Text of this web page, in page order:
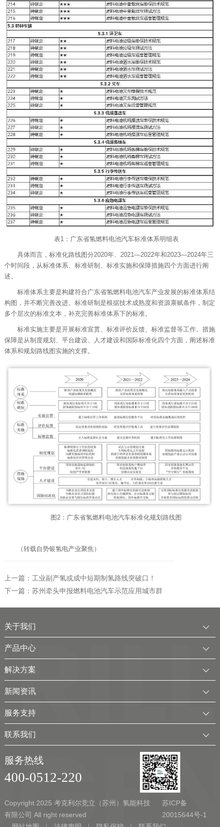
表1：广东省氢燃料电池汽车标准体系明细表
具体而言，标准化路线图分2020年、2021—2022年和2023—2024年三
个时间段，从标准体系、标准研制、标准实施和保障措施四个方面进行阐
述。
标准体系主要是构建符合广东省氢燃料电池汽车产业发展的标准体系结
构图，并不断完善改进。标准研制是根据技术成熟度和资源禀赋条件，制定
多个层次的标准文本，补充完善标准体系下的标准。
标准实施主要是开展标准宣贯、标准评价反馈、标准监督等工作。措施
保障是从制度规划、平台建设、人才建设和国际标准化四个方面，阐述标准
体系和规划路线图实施的支撑。
图2：广东省氢燃料电池汽车标准化规划路线图
（转载自势银氢电产业聚焦）
上一篇：工业副产氢或成中短期制氢路线突破口！
下一篇：苏州牵头申报燃料电池汽车示范应用城市群
关于我们
公司简介
发展历程
服务全球
考克利尔集团
产品中心
中压水电解制氢装置
氢气干燥装置
氢气回收净化装置
移动式（箱式）制氢站
实验室制氢设备
解决方案
可再生电解水制氢解决方案
工业用氢解决方案
弃（余）电离网制氢解决方案
新闻资讯
企业动态
行业新闻
展会及活动
视频
服务支持
客户服务
联系我们
联系方式
加入我们
服务热线
400-0512-220
Copyright 2025 考克利尔竞立（苏州）氢能科技
有限公司 All right reserved
苏ICP备
20015644号-1